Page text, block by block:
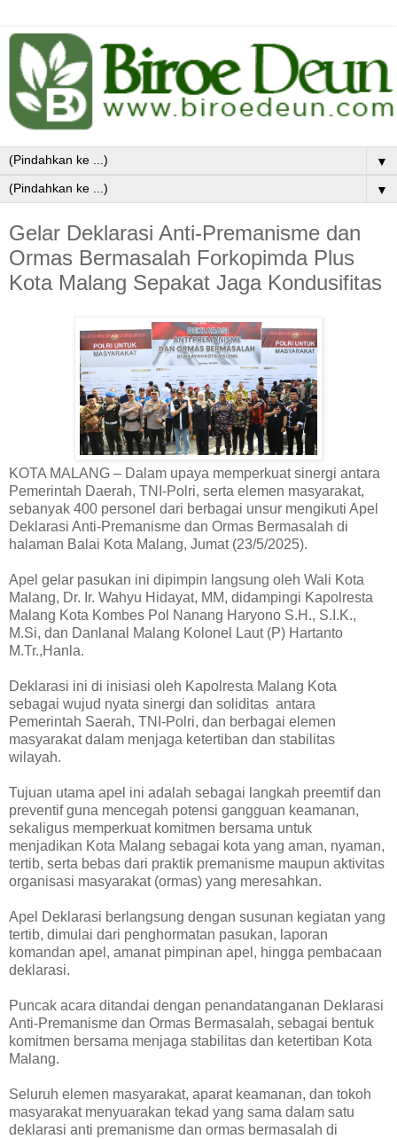
▼
▼
Gelar Deklarasi Anti-Premanisme dan
Ormas Bermasalah Forkopimda Plus
Kota Malang Sepakat Jaga Kondusifitas
KOTA MALANG – Dalam upaya memperkuat sinergi antara
Pemerintah Daerah, TNI-Polri, serta elemen masyarakat,
sebanyak 400 personel dari berbagai unsur mengikuti Apel
Deklarasi Anti-Premanisme dan Ormas Bermasalah di
halaman Balai Kota Malang, Jumat (23/5/2025).
Apel gelar pasukan ini dipimpin langsung oleh Wali Kota
Malang, Dr. Ir. Wahyu Hidayat, MM, didampingi Kapolresta
Malang Kota Kombes Pol Nanang Haryono S.H., S.I.K.,
M.Si, dan Danlanal Malang Kolonel Laut (P) Hartanto
M.Tr.,Hanla.
Deklarasi ini di inisiasi oleh Kapolresta Malang Kota
sebagai wujud nyata sinergi dan soliditas antara
Pemerintah Saerah, TNI-Polri, dan berbagai elemen
masyarakat dalam menjaga ketertiban dan stabilitas
wilayah.
Tujuan utama apel ini adalah sebagai langkah preemtif dan
preventif guna mencegah potensi gangguan keamanan,
sekaligus memperkuat komitmen bersama untuk
menjadikan Kota Malang sebagai kota yang aman, nyaman,
tertib, serta bebas dari praktik premanisme maupun aktivitas
organisasi masyarakat (ormas) yang meresahkan.
Apel Deklarasi berlangsung dengan susunan kegiatan yang
tertib, dimulai dari penghormatan pasukan, laporan
komandan apel, amanat pimpinan apel, hingga pembacaan
deklarasi.
Puncak acara ditandai dengan penandatanganan Deklarasi
Anti-Premanisme dan Ormas Bermasalah, sebagai bentuk
komitmen bersama menjaga stabilitas dan ketertiban Kota
Malang.
Seluruh elemen masyarakat, aparat keamanan, dan tokoh
masyarakat menyuarakan tekad yang sama dalam satu
deklarasi anti premanisme dan ormas bermasalah di